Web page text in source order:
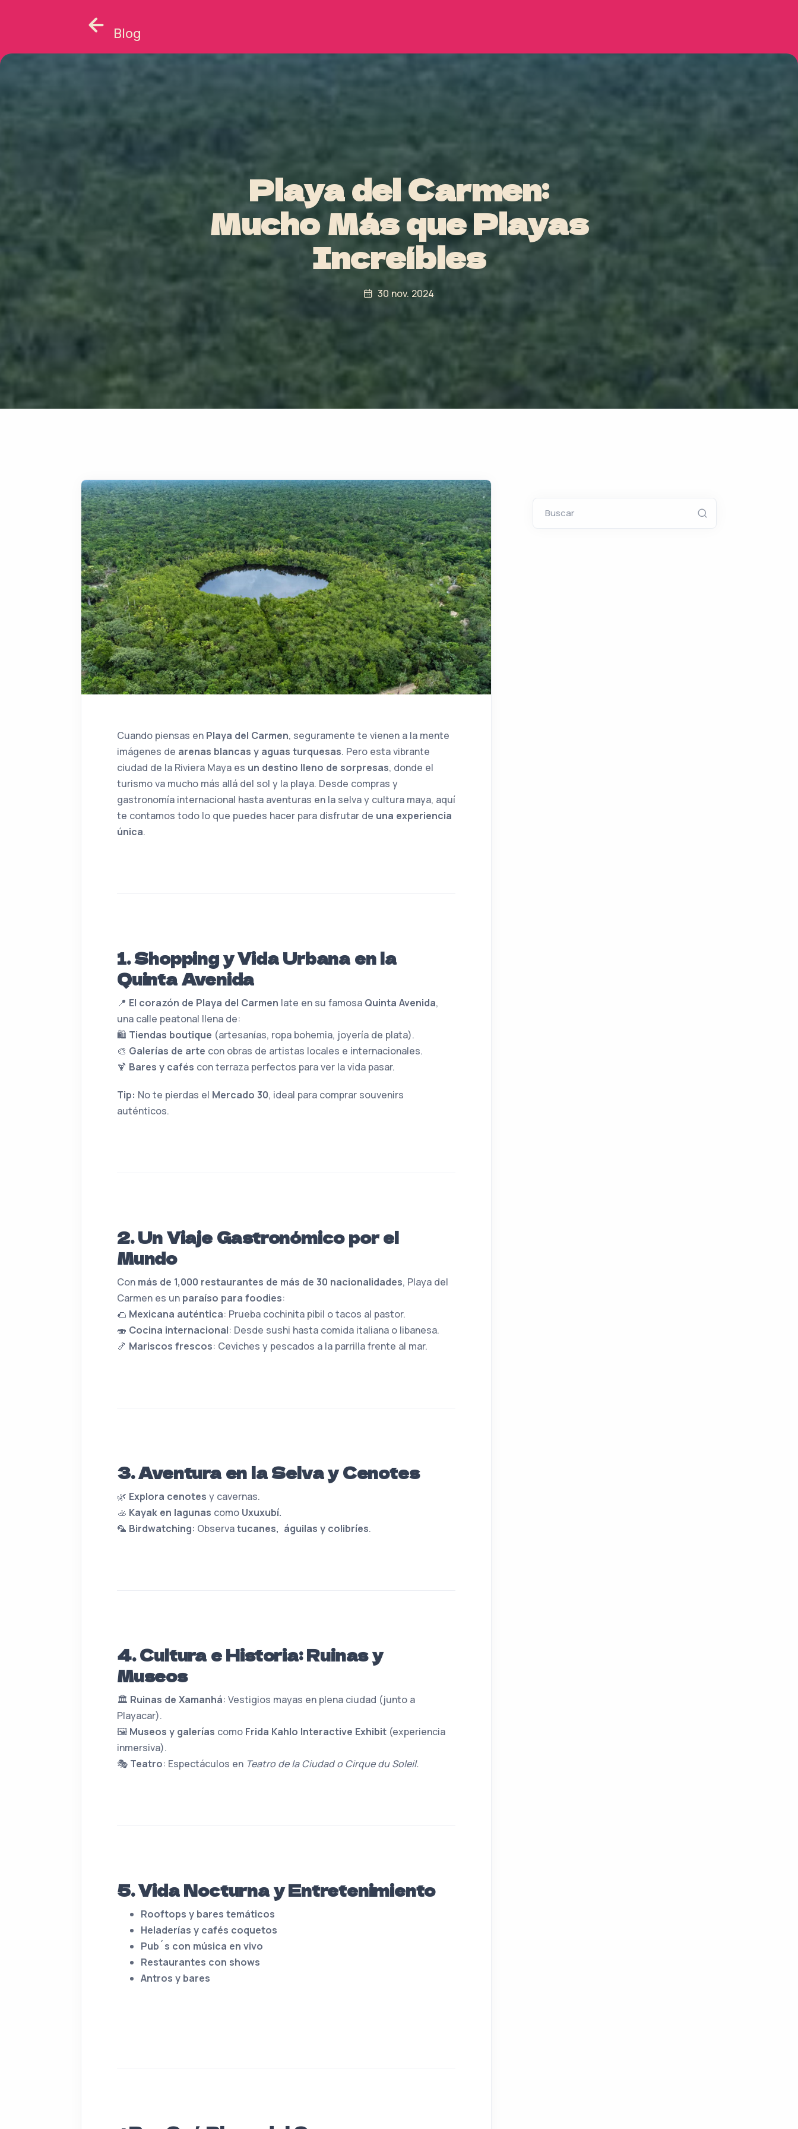
Blog
Playa del Carmen:
Mucho Más que Playas
Increíbles
30 nov. 2024
Cuando piensas en Playa del Carmen, seguramente te vienen a la mente
imágenes de arenas blancas y aguas turquesas. Pero esta vibrante
ciudad de la Riviera Maya es un destino lleno de sorpresas, donde el
turismo va mucho más allá del sol y la playa. Desde compras y
gastronomía internacional hasta aventuras en la selva y cultura maya, aquí
te contamos todo lo que puedes hacer para disfrutar de una experiencia
única.
1. Shopping y Vida Urbana en la
Quinta Avenida
📍 El corazón de Playa del Carmen late en su famosa Quinta Avenida,
una calle peatonal llena de:
🛍️ Tiendas boutique (artesanías, ropa bohemia, joyería de plata).
🎨 Galerías de arte con obras de artistas locales e internacionales.
🍹 Bares y cafés con terraza perfectos para ver la vida pasar.
Tip: No te pierdas el Mercado 30, ideal para comprar souvenirs
auténticos.
2. Un Viaje Gastronómico por el
Mundo
Con más de 1,000 restaurantes de más de 30 nacionalidades, Playa del
Carmen es un paraíso para foodies:
🌮 Mexicana auténtica: Prueba cochinita pibil o tacos al pastor.
🍣 Cocina internacional: Desde sushi hasta comida italiana o libanesa.
🍤 Mariscos frescos: Ceviches y pescados a la parrilla frente al mar.
3. Aventura en la Selva y Cenotes
🌿 Explora cenotes y cavernas.
🚣 Kayak en lagunas como Uxuxubí.
🦜 Birdwatching: Observatucanes, águilas y colibríes.
4. Cultura e Historia: Ruinas y
Museos
🏛️ Ruinas de Xamanhá: Vestigios mayas en plena ciudad (junto a
Playacar).
🖼️ Museos y galerías como Frida Kahlo Interactive Exhibit (experiencia
inmersiva).
🎭 Teatro: Espectáculos en Teatro de la Ciudad o Cirque du Soleil.
5. Vida Nocturna y Entretenimiento
Rooftops y bares temáticos
Heladerías y cafés coquetos
Pub´s con música en vivo
Restaurantes con shows
Antros y bares
Buscar